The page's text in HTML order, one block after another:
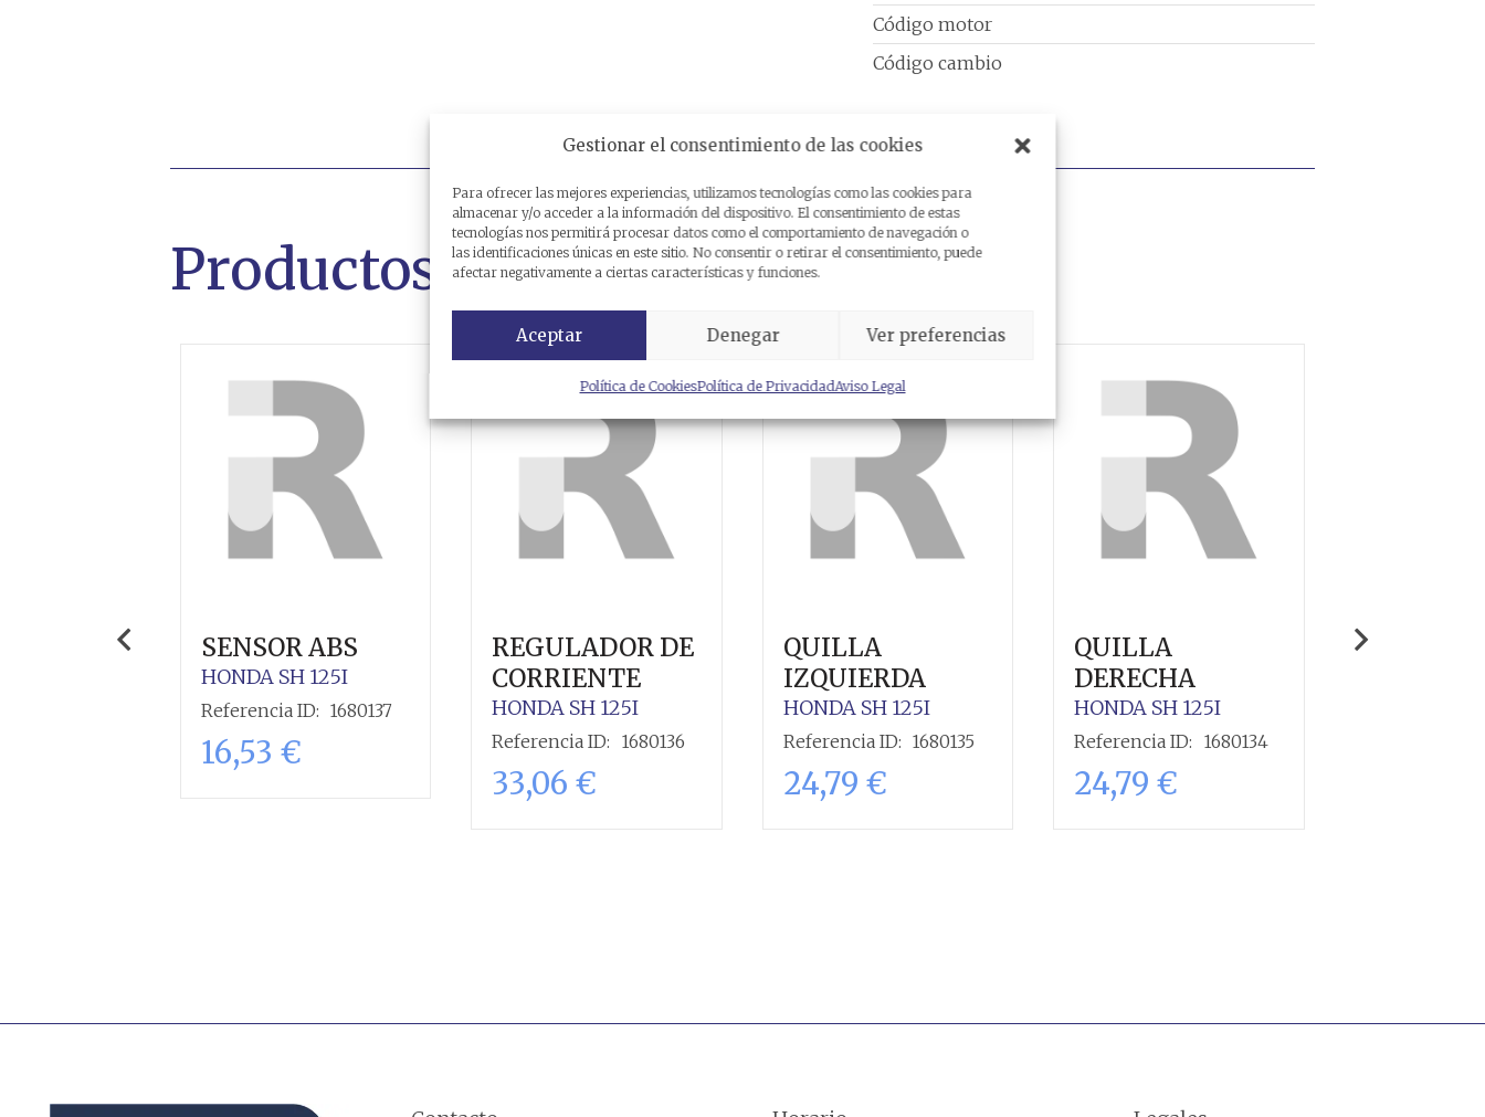
Gestionar el consentimiento de las cookies
Para ofrecer las mejores experiencias, utilizamos tecnologías como las cookies para
almacenar y/o acceder a la información del dispositivo. El consentimiento de estas
tecnologías nos permitirá procesar datos como el comportamiento de navegación o
las identificaciones únicas en este sitio. No consentir o retirar el consentimiento, puede
afectar negativamente a ciertas características y funciones.
Aceptar Denegar Ver preferencias
Política de CookiesPolítica de PrivacidadAviso Legal
Código motor
Código cambio
Productos relacionados
SENSOR ABS
HONDA SH 125I
Referencia ID: 1680137
16,53 €
REGULADOR DE
CORRIENTE
HONDA SH 125I
Referencia ID: 1680136
33,06 €
QUILLA
IZQUIERDA
HONDA SH 125I
Referencia ID: 1680135
24,79 €
QUILLA
DERECHA
HONDA SH 125I
Referencia ID: 1680134
24,79 €
PINZA DE